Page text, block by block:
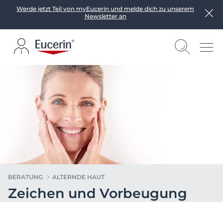
Werde jetzt Teil von myEucerin und melde dich zu unserem
Newsletter an
BERATUNG ALTERNDE HAUT
Zeichen und Vorbeugung